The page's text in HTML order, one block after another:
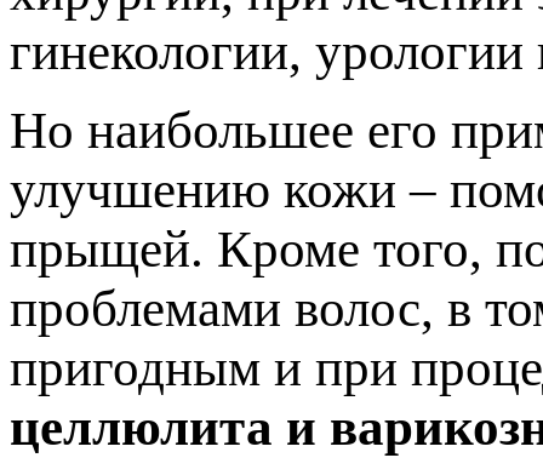
гинекологии, урологии
Но наибольшее его
улучшению кожи –
прыщей. Кроме того,
проблемами волос, в
пригодным и при
целлюлита и